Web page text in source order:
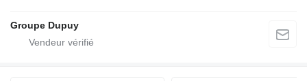
Groupe Dupuy